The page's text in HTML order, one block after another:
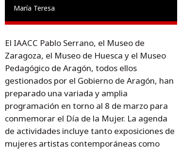
María Teresa
El IAACC Pablo Serrano, el Museo de
Zaragoza, el Museo de Huesca y el Museo
Pedagógico de Aragón, todos ellos
gestionados por el Gobierno de Aragón, han
preparado una variada y amplia
programación en torno al 8 de marzo para
conmemorar el Día de la Mujer. La agenda
de actividades incluye tanto exposiciones de
mujeres artistas contemporáneas como